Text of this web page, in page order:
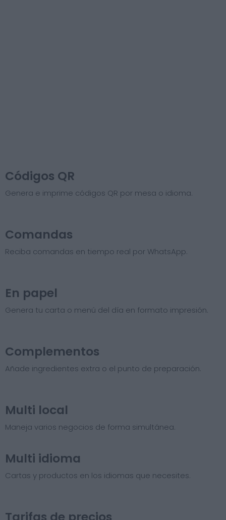
Códigos QR
Genera e imprime códigos QR por mesa o idioma.
Comandas
Reciba comandas en tiempo real por WhatsApp.
En papel
Genera tu carta o menú del día en formato impresión.
Complementos
Añade ingredientes extra o el punto de preparación.
Multi local
Maneja varios negocios de forma simultánea.
Multi idioma
Cartas y productos en los idiomas que necesites.